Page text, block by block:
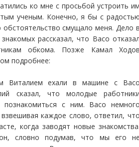
ко мне с просьбой устроить
ученым. Конечно, я бы с
обстоятельство смущало меня. Дело
рассказал, что Васо
обкома. Позже Камал
подробнее:
Виталием ехали в машине с
сказал, что молодые
с ним. Васо
каждое слово, ответил,
когда заводят новые
словно подумав, что мы его